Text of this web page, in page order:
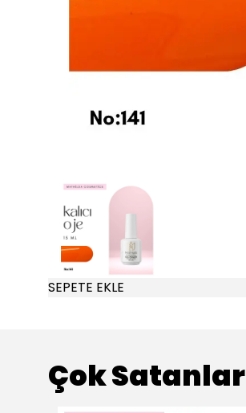
SEPETE EKLE
Çok Satanlar